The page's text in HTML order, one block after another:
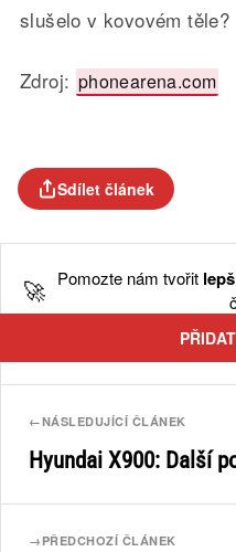
slušelo v kovovém těle?
Zdroj: phonearena.com
Sdílet článek
🚀 Pomozte nám tvořit
←NÁSLEDUJÍCÍ ČLÁNEK
Hyundai X900: Další
→ PŘEDCHOZÍ ČLÁNEK